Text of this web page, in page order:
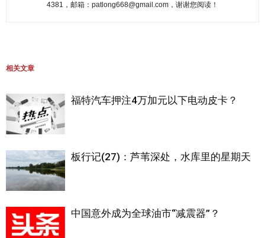
4381，邮箱：patlong668@gmail.com，谢谢您阅读！
相关文章
福特汽车押注4万加元以下电动皮卡？
板行记(27)：芦苇深处，水库里的星期天
中国意外成为全球油市“减震器”？